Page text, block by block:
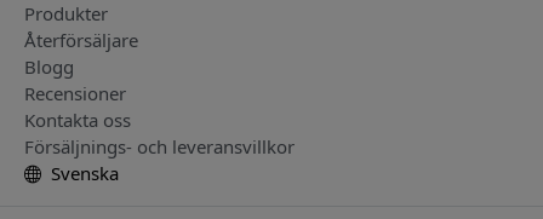
Produkter
Återförsäljare
Blogg
Recensioner
Kontakta oss
Försäljnings- och leveransvillkor
Svenska